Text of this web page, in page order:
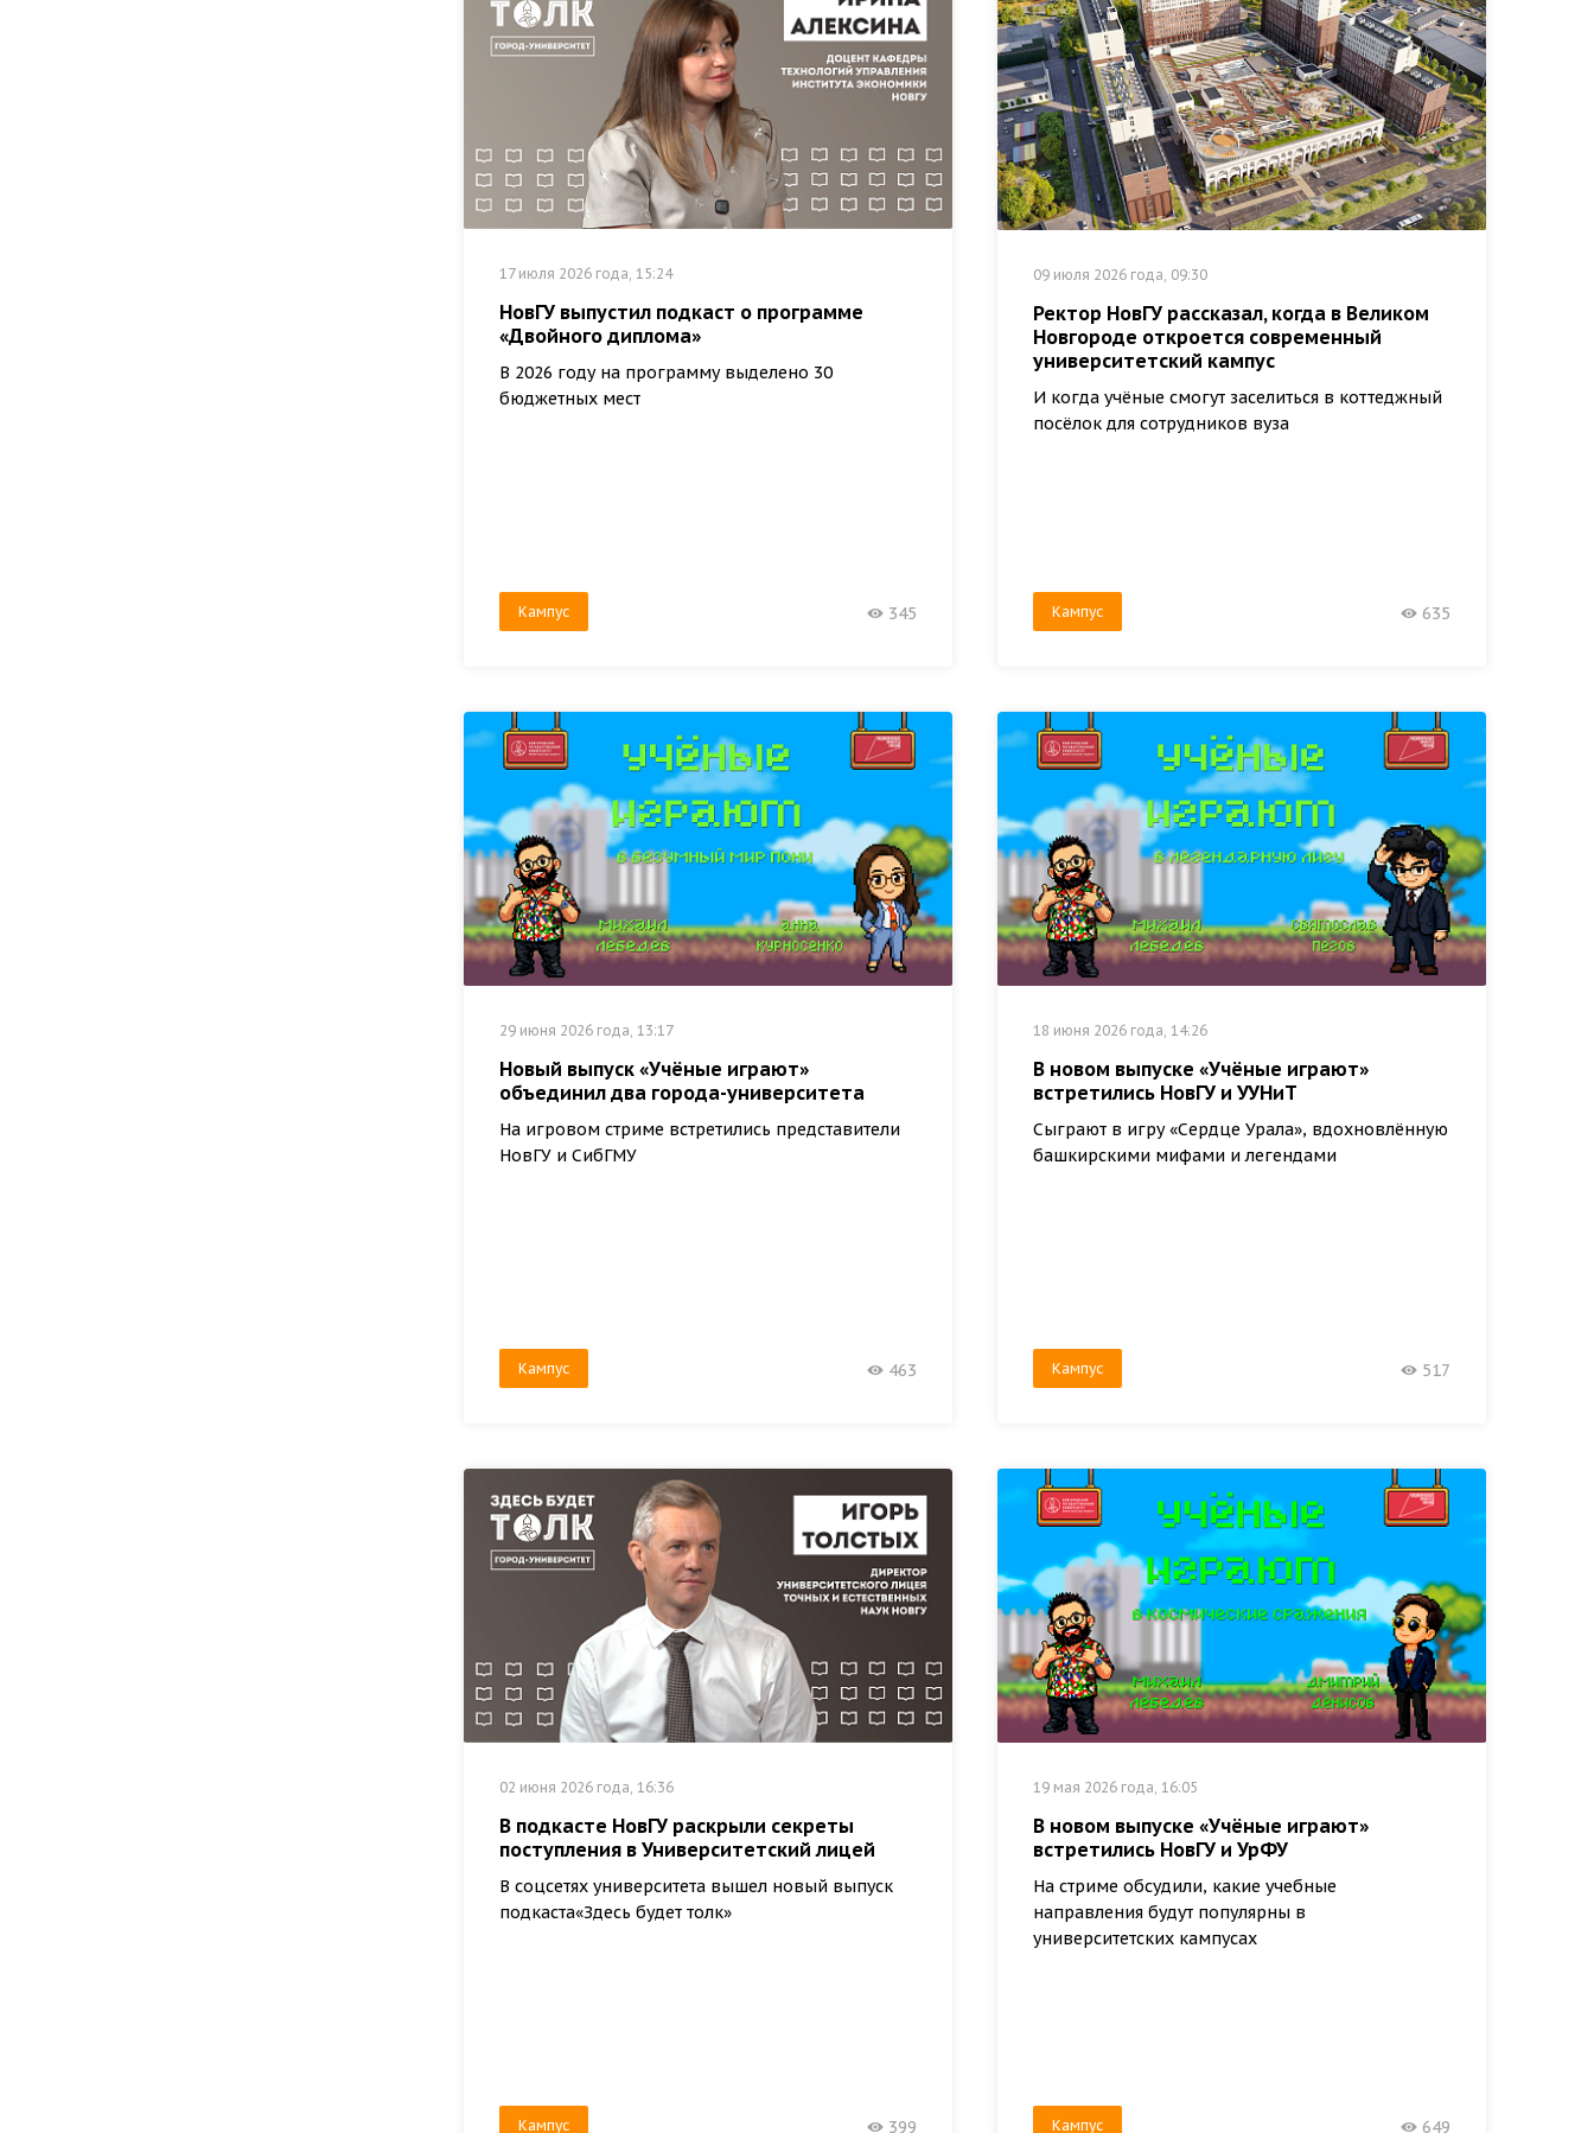
17 июля 2026 года, 15:24
НовГУ выпустил подкаст о программе
«Двойного диплома»
В 2026 году на программу выделено 30
бюджетных мест
Кампус 345
09 июля 2026 года, 09:30
Ректор НовГУ рассказал, когда в Великом
Новгороде откроется современный
университетский кампус
И когда учёные смогут заселиться в коттеджный
посёлок для сотрудников вуза
Кампус 635
29 июня 2026 года, 13:17
Новый выпуск «Учёные играют»
объединил два города-университета
На игровом стриме встретились представители
НовГУ и СибГМУ
Кампус 463
18 июня 2026 года, 14:26
В новом выпуске «Учёные играют»
встретились НовГУ и УУНиТ
Сыграют в игру «Сердце Урала», вдохновлённую
башкирскими мифами и легендами
Кампус 517
02 июня 2026 года, 16:36
В подкасте НовГУ раскрыли секреты
поступления в Университетский лицей
В соцсетях университета вышел новый выпуск
подкаста«Здесь будет толк»
Кампус 399
19 мая 2026 года, 16:05
В новом выпуске «Учёные играют»
встретились НовГУ и УрФУ
На стриме обсудили, какие учебные
направления будут популярны в
университетских кампусах
Кампус 649